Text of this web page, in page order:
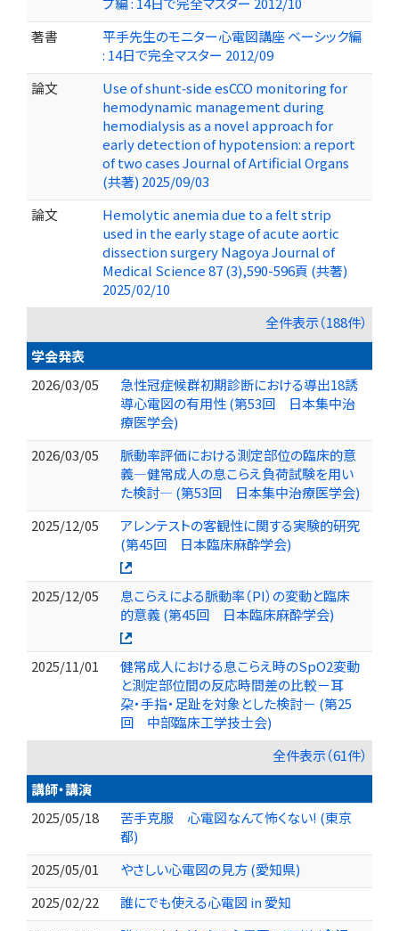
著書
平手先生のモニター心電図講座 ベーシック編
: 14日で完全マスター 2012/09
論文
Use of shunt‑side esCCO monitoring for
hemodynamic management during
hemodialysis as a novel approach for
early detection of hypotension: a report
of two cases Journal of Artificial Organs
(共著) 2025/09/03
論文
Hemolytic anemia due to a felt strip
used in the early stage of acute aortic
dissection surgery Nagoya Journal of
Medical Science 87 (3),590-596頁 (共著)
2025/02/10
全件表示（188件）
学会発表
2026/03/05
急性冠症候群初期診断における導出18誘
導心電図の有用性 (第53回 日本集中治
療医学会)
2026/03/05
脈動率評価における測定部位の臨床的意
義―健常成人の息こらえ負荷試験を用い
た検討― (第53回 日本集中治療医学会)
2025/12/05
アレンテストの客観性に関する実験的研究
(第45回 日本臨床麻酔学会)
2025/12/05
息こらえによる脈動率（PI）の変動と臨床
的意義 (第45回 日本臨床麻酔学会)
2025/11/01
健常成人における息こらえ時のSpO2変動
と測定部位間の反応時間差の比較－耳
朶・手指・足趾を対象とした検討－ (第25
回 中部臨床工学技士会)
全件表示（61件）
講師・講演
2025/05/18
苦手克服 心電図なんて怖くない! (東京
都)
2025/05/01
やさしい心電図の見方 (愛知県)
2025/02/22
誰にでも使える心電図 in 愛知